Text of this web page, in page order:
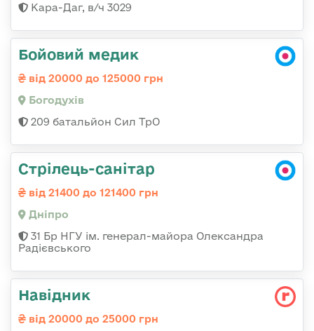
Кара-Даг, в/ч 3029
Бойовий медик
від 20000 до 125000 грн
Богодухів
209 батальйон Сил ТрО
Стрілець-санітар
від 21400 до 121400 грн
Дніпро
31 Бр НГУ ім. генерал-майора Олександра
Радієвського
Навідник
від 20000 до 25000 грн